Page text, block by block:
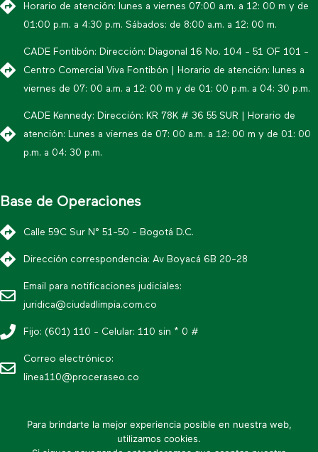
Horario de atención: lunes a viernes 07:00 a.m. a 12: 00 m y de
01:00 p.m. a 4:30 p.m. Sábados: de 8:00 a.m. a 12: 00 m.
CADE Fontibón: Dirección: Diagonal 16 No. 104 - 51 OF 101 -
Centro Comercial Viva Fontibón | Horario de atención: lunes a
viernes de 07: 00 a.m. a 12: 00 m y de 01: 00 p.m. a 04: 30 p.m.
CADE Kennedy: Dirección: KR 78K # 36 55 SUR | Horario de
atención: Lunes a viernes de 07: 00 a.m. a 12: 00 m y de 01: 00
p.m. a 04: 30 p.m.
Base de Operaciones
Calle 59C Sur N° 51-50 - Bogotá D.C.
Dirección correspondencia: Av Boyacá 6B 20-28
Email para notificaciones judiciales:
juridica@ciudadlimpia.com.co
Fijo: (601) 110 - Celular: 110 sin * 0 #
Correo electrónico:
linea110@proceraseo.co
Para brindarte la mejor experiencia posible en nuestra web,
utilizamos cookies.